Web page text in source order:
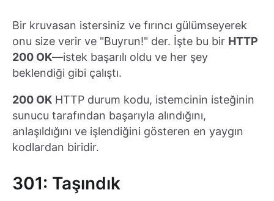
Bir kruvasan istersiniz ve fırıncı gülümseyerek
onu size verir ve "Buyrun!" der. İşte bu bir HTTP
200 OK—istek başarılı oldu ve her şey
beklendiği gibi çalıştı.
200 OK HTTP durum kodu, istemcinin isteğinin
sunucu tarafından başarıyla alındığını,
anlaşıldığını ve işlendiğini gösteren en yaygın
kodlardan biridir.
301: Taşındık